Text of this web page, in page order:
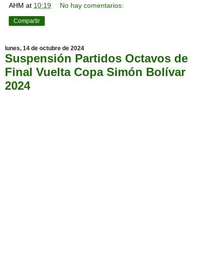
AHM at 10:19 No hay comentarios:
Compartir
lunes, 14 de octubre de 2024
Suspensión Partidos Octavos de
Final Vuelta Copa Simón Bolívar
2024